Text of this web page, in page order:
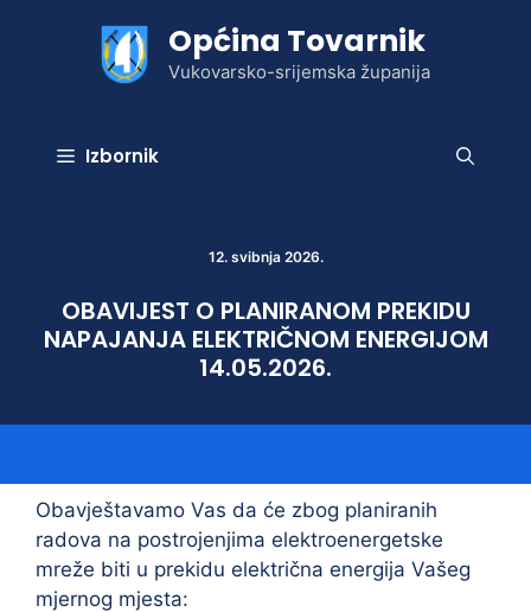
Općina Tovarnik
Vukovarsko-srijemska županija
Izbornik
12. svibnja 2026.
OBAVIJEST O PLANIRANOM PREKIDU
NAPAJANJA ELEKTRIČNOM ENERGIJOM
14.05.2026.
Obavještavamo Vas da će zbog planiranih
radova na postrojenjima elektroenergetske
mreže biti u prekidu električna energija Vašeg
mjernog mjesta: